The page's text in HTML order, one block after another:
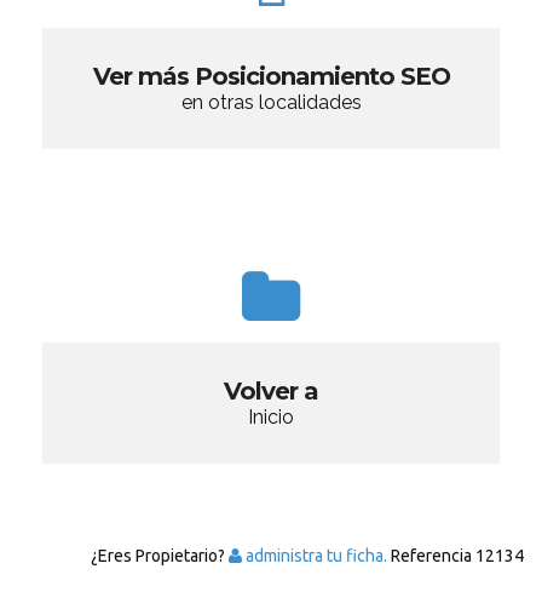
Ver más Posicionamiento SEO
en otras localidades
Volver a
Inicio
¿Eres Propietario? administra tu ficha. Referencia 12134